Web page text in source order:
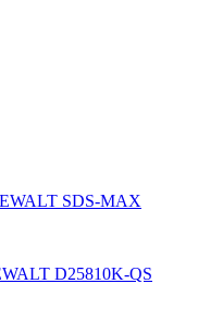
SDS-MAX